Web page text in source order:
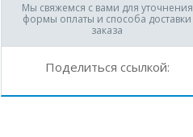
Мы свяжемся с вами для уточнения
формы оплаты и способа доставки
заказа
Поделиться ссылкой: